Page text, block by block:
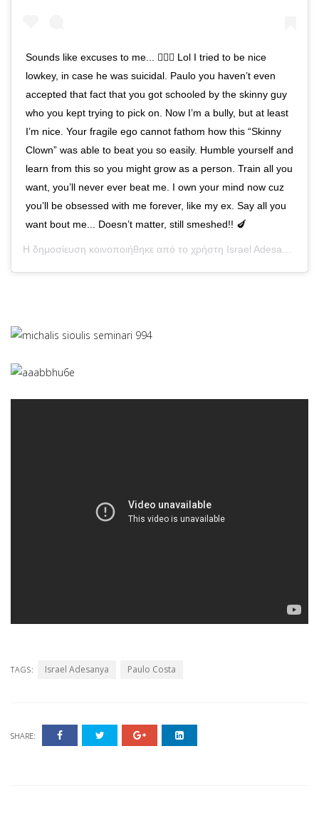
Sounds like excuses to me... 🤷🏾‍♂️ Lol I tried to be nice
lowkey, in case he was suicidal. Paulo you haven’t even
accepted that fact that you got schooled by the skinny guy
who you kept trying to pick on. Now I’m a bully, but at least
I’m nice. Your fragile ego cannot fathom how this “Skinny
Clown” was able to beat you so easily. Humble yourself and
learn from this so you might grow as a person. Train all you
want, you’ll never ever beat me. I own your mind now cuz
you’ll be obsessed with me forever, like my ex. Say all you
want bout me... Doesn’t matter, still smeshed!! 🍆
Η δημοσίευση κοινοποιήθηκε από το χρήστη Israel Adesanya
TAGS: Israel Adesanya Paulo Costa
SHARE: